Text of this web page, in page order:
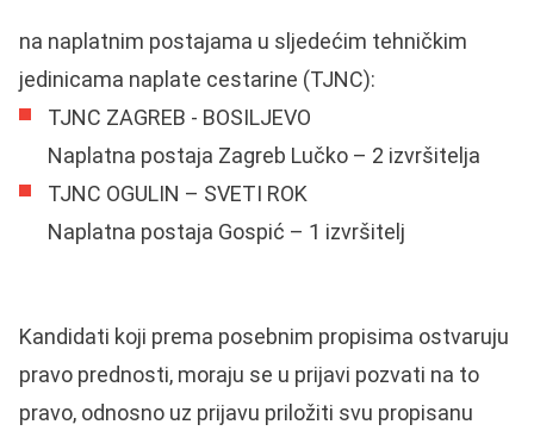
na naplatnim postajama u sljedećim tehničkim
jedinicama naplate cestarine (TJNC):
TJNC ZAGREB - BOSILJEVO
Naplatna postaja Zagreb Lučko – 2 izvršitelja
TJNC OGULIN – SVETI ROK
Naplatna postaja Gospić – 1 izvršitelj
Kandidati koji prema posebnim propisima ostvaruju
pravo prednosti, moraju se u prijavi pozvati na to
pravo, odnosno uz prijavu priložiti svu propisanu